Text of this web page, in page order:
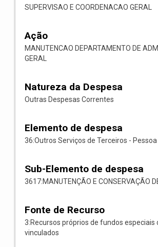
SUPERVISAO E COORDENACAO GERAL
Ação
MANUTENCAO DEPARTAMENTO DE
GERAL
Natureza da Despesa
Outras Despesas Correntes
Elemento de despesa
36:Outros Serviços de Terceiros - Pessoa
Sub-Elemento de despesa
3617:MANUTENÇÃO E CONSERVAÇÃO
Fonte de Recurso
3:Recursos próprios de fundos especiais
vinculados